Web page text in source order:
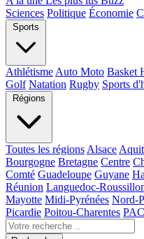
Sciences Politique Économie
Sports
Athlétisme Auto Moto Basket
Golf Natation Rugby Sports
Régions
Toutes les régions Alsace
Bourgogne Bretagne Centre
Comté Guadeloupe Guyane
Réunion Languedoc-
Mayotte Midi-Pyrénées Nord-
Picardie Poitou-Charentes